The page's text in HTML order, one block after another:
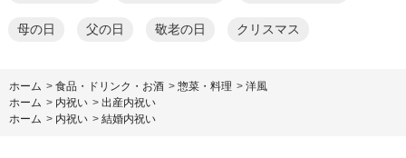
母の日 父の日 敬老の日 クリスマス
ホーム > 食品・ドリンク・お酒 > 惣菜・料理 > 洋風
ホーム > 内祝い > 出産内祝い
ホーム > 内祝い > 結婚内祝い